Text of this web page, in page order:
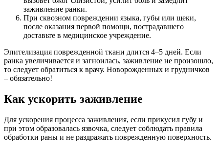
заживление ранки.
При сквозном повреждении языка, губы или щеки,
после оказания первой помощи, пострадавшего
доставьте в медицинское учреждение.
Эпителизация поврежденной ткани длится 4–5 дней. Если
ранка увеличивается и загноилась, заживление не произошло,
то следует обратиться к врачу. Новорожденных и грудничков
– обязательно!
Как ускорить заживление
Для ускорения процесса заживления, если прикусил губу и
при этом образовалась язвочка, следует соблюдать правила
обработки раны и не раздражать поврежденную поверхность.